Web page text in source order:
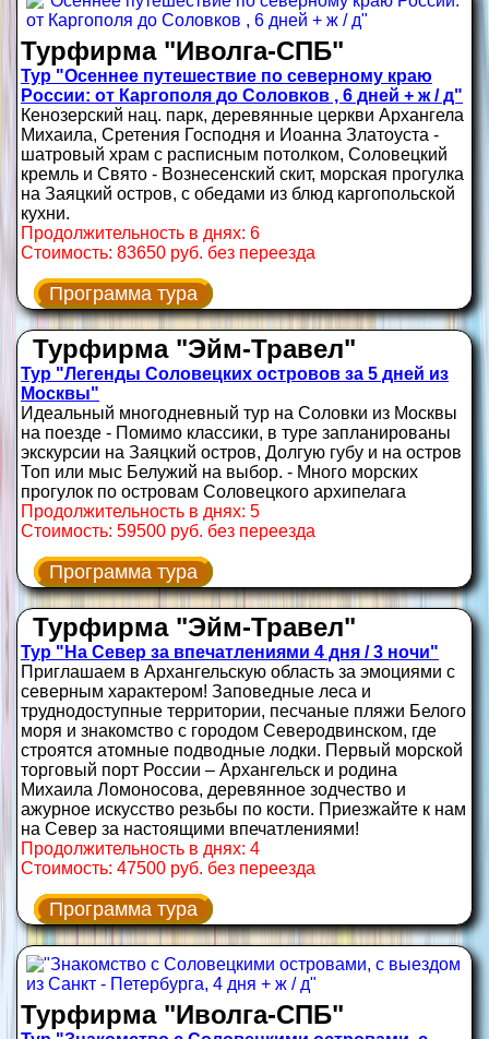
Турфирма "Иволга-СПБ"
Тур "Осеннее путешествие по северному краю
России: от Каргополя до Соловков , 6 дней + ж / д"
Кенозерский нац. парк, деревянные церкви Архангела
Михаила, Сретения Господня и Иоанна Златоуста -
шатровый храм с расписным потолком, Соловецкий
кремль и Свято - Вознесенский скит, морская прогулка
на Заяцкий остров, с обедами из блюд каргопольской
кухни.
Продолжительность в днях: 6
Стоимость: 83650 руб. без переезда
Программа тура
Турфирма "Эйм-Травел"
Тур "Легенды Соловецких островов за 5 дней из
Москвы"
Идеальный многодневный тур на Соловки из Москвы
на поезде - Помимо классики, в туре запланированы
экскурсии на Заяцкий остров, Долгую губу и на остров
Топ или мыс Белужий на выбор. - Много морских
прогулок по островам Соловецкого архипелага
Продолжительность в днях: 5
Стоимость: 59500 руб. без переезда
Программа тура
Турфирма "Эйм-Травел"
Тур "На Север за впечатлениями 4 дня / 3 ночи"
Приглашаем в Архангельскую область за эмоциями с
северным характером! Заповедные леса и
труднодоступные территории, песчаные пляжи Белого
моря и знакомство с городом Северодвинском, где
строятся атомные подводные лодки. Первый морской
торговый порт России – Архангельск и родина
Михаила Ломоносова, деревянное зодчество и
ажурное искусство резьбы по кости. Приезжайте к нам
на Север за настоящими впечатлениями!
Продолжительность в днях: 4
Стоимость: 47500 руб. без переезда
Программа тура
Турфирма "Иволга-СПБ"